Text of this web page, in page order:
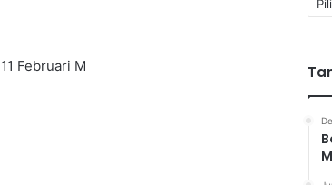
Februari M
a
g
o